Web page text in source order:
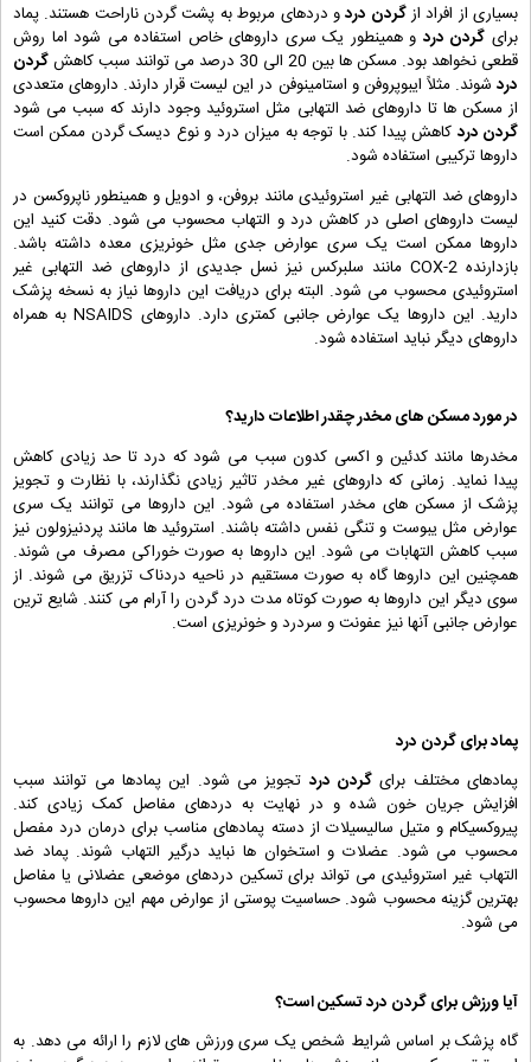
بسیاری از افراد ازگردن دردو دردهای مربوط به پشت گردن ناراحت هستند. پماد
برای گردن درد و همینطور یک سری داروهای خاص استفاده می شود اما روش
قطعی نخواهد بود. مسکن ها بین 20 الی 30 درصد می توانند سبب کاهش
گردن
درد شوند. مثلاً ایبوپروفن و استامینوفن در این لیست قرار دارند. داروهای متعددی
از مسکن ها تا داروهای ضد التهابی مثل استروئید وجود دارند که سبب می شود
گردن درد کاهش پیدا کند. با توجه به میزان درد و نوع دیسک گردن ممکن است
داروها ترکیبی استفاده شود.
داروهای ضد التهابی غیر استروئیدی مانند بروفن، و ادویل و همینطور ناپروکسن در
لیست داروهای اصلی در کاهش درد و التهاب محسوب می شود. دقت کنید این
داروها ممکن است یک سری عوارض جدی مثل خونریزی معده داشته باشد.
بازدارنده COX-2 مانند سلبرکس نیز نسل جدیدی از داروهای ضد التهابی غیر
استروئیدی محسوب می شود. البته برای دریافت این داروها نیاز به نسخه پزشک
دارید. این داروها یک عوارض جانبی کمتری دارد. داروهای NSAIDS به همراه
داروهای دیگر نباید استفاده شود.
در مورد مسکن های مخدر چقدر اطلاعات دارید؟
مخدرها مانند کدئین و اکسی کدون سبب می شود که درد تا حد زیادی کاهش
پیدا نماید. زمانی که داروهای غیر مخدر تاثیر زیادی نگذارند، با نظارت و تجویز
پزشک از مسکن های مخدر استفاده می شود. این داروها می توانند یک سری
عوارض مثل یبوست و تنگی نفس داشته باشند. استروئید ها مانند پردنیزولون نیز
سبب کاهش التهابات می شود. این داروها به صورت خوراکی مصرف می شوند.
همچنین این داروها گاه به صورت مستقیم در ناحیه دردناک تزریق می شوند. از
سوی دیگر این داروها به صورت کوتاه مدت درد گردن را آرام می کنند. شایع ترین
عوارض جانبی آنها نیز عفونت و سردرد و خونریزی است.
پماد برایگردن درد
پمادهای مختلف برای گردن درد تجویز می شود. این پمادها می توانند سبب
افزایش جریان خون شده و در نهایت به دردهای مفاصل کمک زیادی کند.
پیروکسیکام و متیل سالیسیلات از دسته پمادهای مناسب برای درمان درد مفصل
محسوب می شود. عضلات و استخوان ها نباید درگیر التهاب شوند. پماد ضد
التهاب غیر استروئیدی می تواند برای تسکین دردهای موضعی عضلانی یا مفاصل
بهترین گزینه محسوب شود. حساسیت پوستی از عوارض مهم این داروها محسوب
می شود.
آیا ورزش برایگردن دردتسکین است؟
گاه پزشک بر اساس شرایط شخص یک سری ورزش های لازم را ارائه می دهد. به